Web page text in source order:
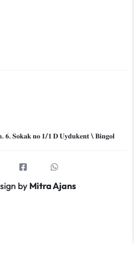
𝟔. 𝐒𝐨𝐤𝐚𝐤 𝐧𝐨 𝟏/𝟏 𝐃 𝐔𝐲𝐝𝐮𝐤𝐞𝐧𝐭 \ 𝐁𝐢𝐧𝐠𝐨𝐥
by Mitra Ajans